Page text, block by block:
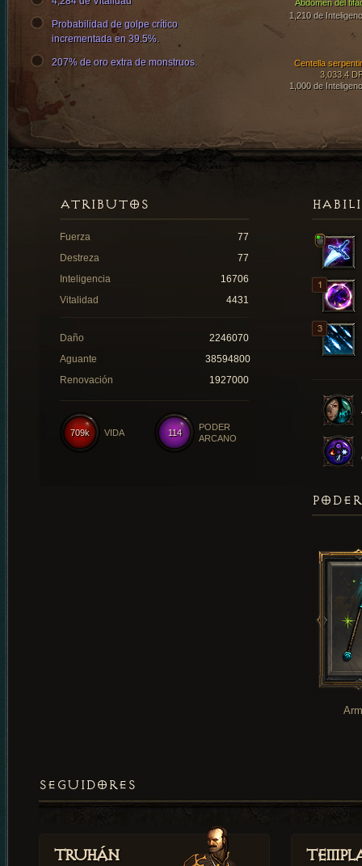
Abdomen del
1,210 de
Centella
3,033.4
1,000 de
Probabilidad de golpe crítico
incrementada en 39.5%.
207% de oro extra de monstruos.
ATRIBUTOS
Fuerza
77
Destreza
77
Inteligencia
16706
Vitalidad
4431
Daño
2246070
Aguante
38594800
Renovación
1927000
114
PODER
ARCANO
709k VIDA
SEGUIDORES
Truhán